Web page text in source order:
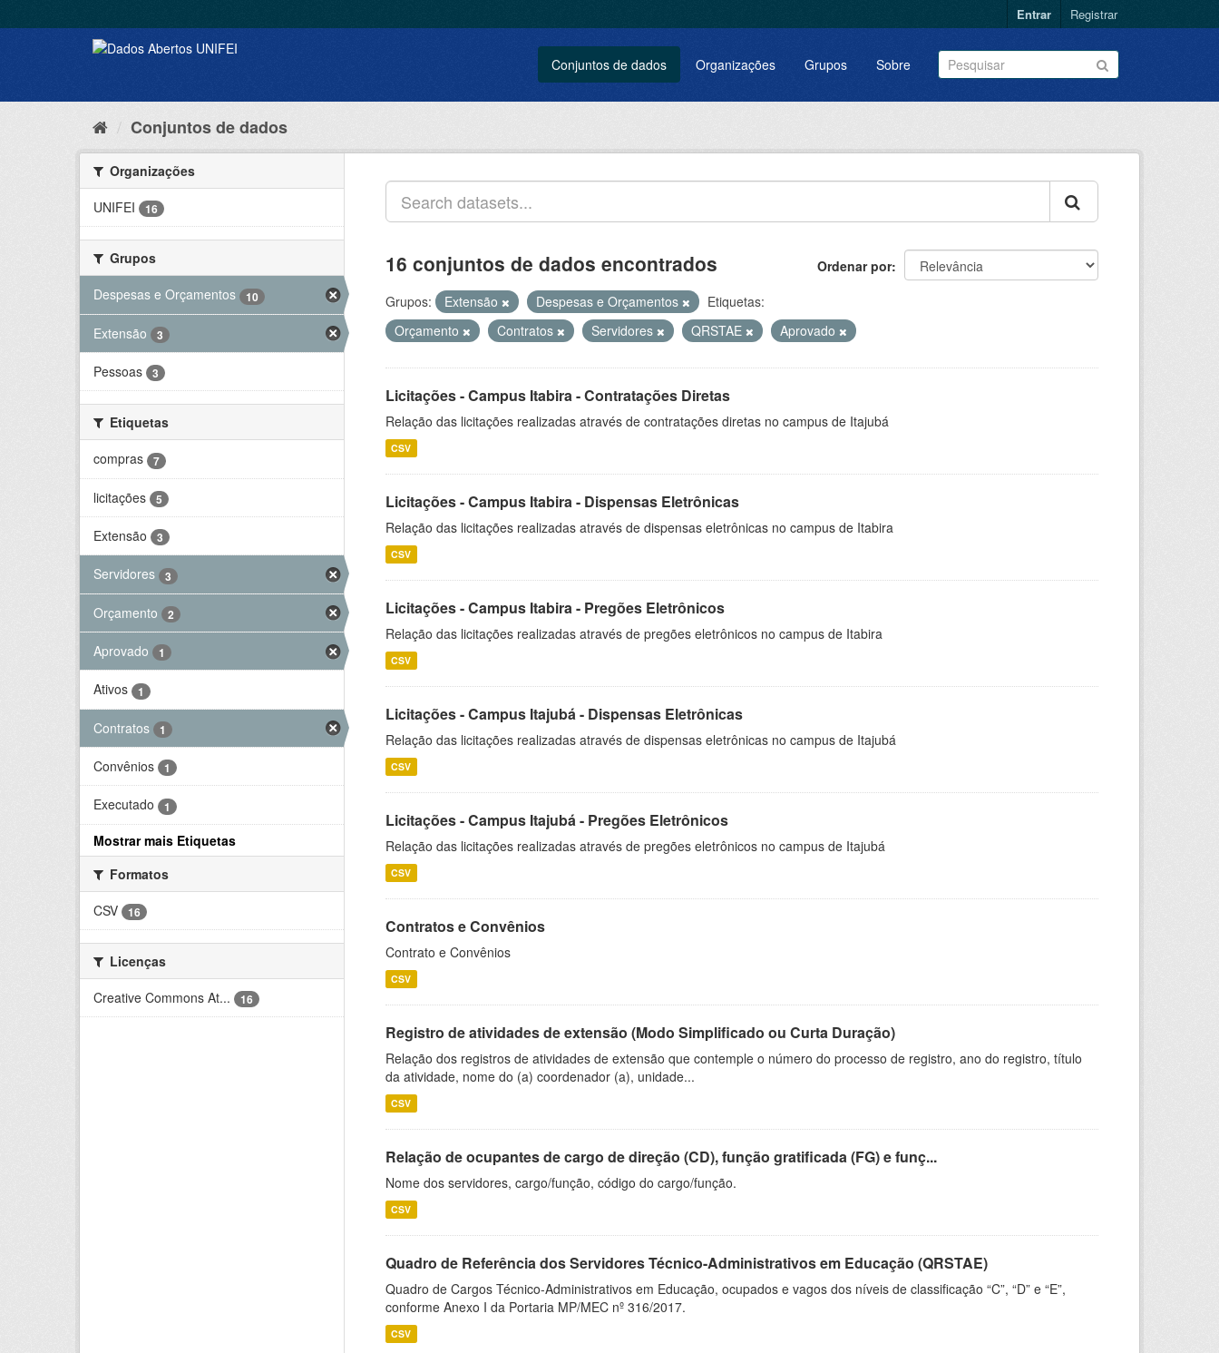
Entrar Registrar
Conjuntos de dados Organizações Grupos Sobre
Conjuntos de dados
Organizações
UNIFEI
16
Grupos
Despesas e Orçamentos
10
Extensão 3
Pessoas 3
Etiquetas
compras
7
licitações 5
Extensão 3
Servidores 3
Orçamento 2
Aprovado 1
Ativos 1
Contratos 1
Convênios 1
Executado 1
Mostrar mais Etiquetas
Formatos
CSV
16
Licenças
Creative Commons At...
16
Ordenar por
16 conjuntos de dados encontrados
Grupos: Extensão Despesas e Orçamentos
Etiquetas:
Orçamento
Contratos Servidores QRSTAE Aprovado
Licitações - Campus Itabira - Contratações Diretas
Relação das licitações realizadas através de contratações diretas no campus de Itajubá
CSV
Licitações - Campus Itabira - Dispensas Eletrônicas
Relação das licitações realizadas através de dispensas eletrônicas no campus de Itabira
CSV
Licitações - Campus Itabira - Pregões Eletrônicos
Relação das licitações realizadas através de pregões eletrônicos no campus de Itabira
CSV
Licitações - Campus Itajubá - Dispensas Eletrônicas
Relação das licitações realizadas através de dispensas eletrônicas no campus de Itajubá
CSV
Licitações - Campus Itajubá - Pregões Eletrônicos
Relação das licitações realizadas através de pregões eletrônicos no campus de Itajubá
CSV
Contratos e Convênios
Contrato e Convênios
CSV
Registro de atividades de extensão (Modo Simplificado ou Curta Duração)
Relação dos registros de atividades de extensão que contemple o número do processo de registro, ano do registro, título
da atividade, nome do (a) coordenador (a), unidade...
CSV
Relação de ocupantes de cargo de direção (CD), função gratificada (FG) e funç...
Nome dos servidores, cargo/função, código do cargo/função.
CSV
Quadro de Referência dos Servidores Técnico-Administrativos em Educação (QRSTAE)
Quadro de Cargos Técnico-Administrativos em Educação, ocupados e vagos dos níveis de classificação “C”, “D” e “E”,
conforme Anexo I da Portaria MP/MEC nº 316/2017.
CSV